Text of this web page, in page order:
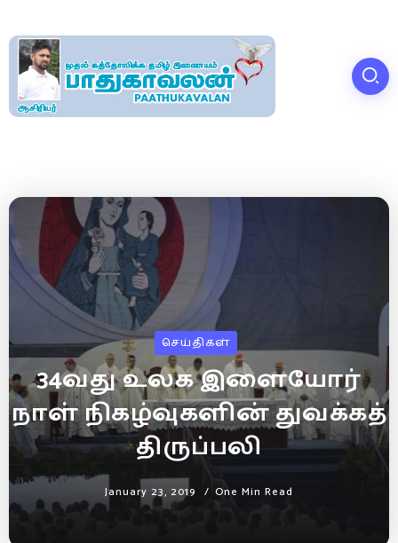
செய்திகள்
34வது உலக இளையோர்
நாள் நிகழ்வுகளின் துவக்கத்
திருப்பலி
January 23, 2019 One Min Read